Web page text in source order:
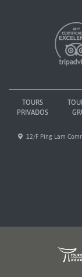
TOURS
PRIVADOS
12/F Ping Lam